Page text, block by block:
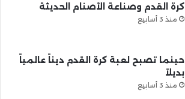
كرة القدم وصناعة الأصنام الحديثة
منذ 3 أسابيع
حينما تصبح لعبة كرة القدم ديناً عالمياً
بديلاً
منذ 3 أسابيع